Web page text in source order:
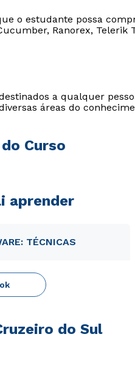
o estudante possa
Ranorex, Telerik
a qualquer
áreas do
Curso
aprender
TÉCNICAS
do Sul